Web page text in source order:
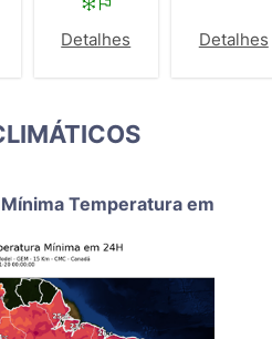
Detalhes Detalhes
Temperatura em